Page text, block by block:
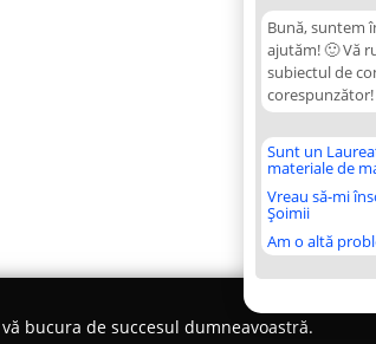
Bună, suntem
ajutăm! 🙂 Vă
subiectul de
corespunzător!
Sunt un
materiale de
Vreau să-mi
Șoimii
Am o altă
bucura de succesul dumneavoastră.